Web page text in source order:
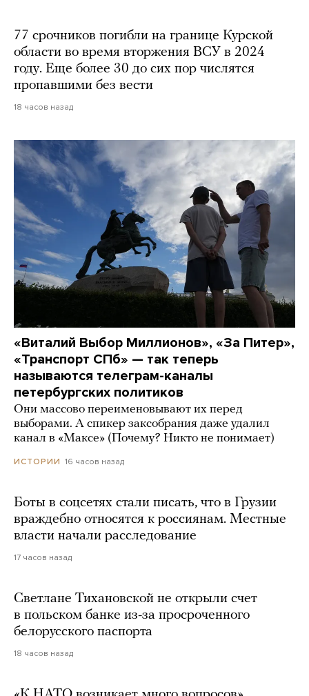
77 срочников погибли на границе Курской
области во время вторжения ВСУ в 2024
году. Еще более 30 до сих пор числятся
пропавшими без вести
18 часов назад
«Виталий Выбор Миллионов», «За Питер»,
«Транспорт СПб» — так теперь
называются телеграм-каналы
петербургских политиков
Они массово переименовывают их перед
выборами. А спикер заксобрания даже удалил
канал в «Максе» (Почему? Никто не понимает)
ИСТОРИИ 16 часов назад
Боты в соцсетях стали писать, что в Грузии
враждебно относятся к россиянам. Местные
власти начали расследование
17 часов назад
Светлане Тихановской не открыли счет
в польском банке из-за просроченного
белорусского паспорта
18 часов назад